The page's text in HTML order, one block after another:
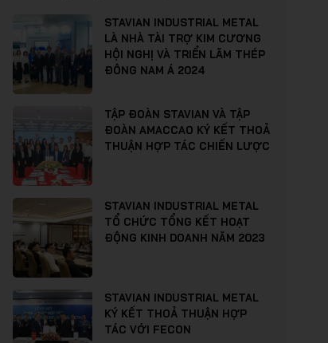
STAVIAN INDUSTRIAL METAL
LÀ NHÀ TÀI TRỢ KIM CƯƠNG
HỘI NGHỊ VÀ TRIỂN LÃM THÉP
ĐÔNG NAM Á 2024
TẬP ĐOÀN STAVIAN VÀ TẬP
ĐOÀN AMACCAO KÝ KẾT THOẢ
THUẬN HỢP TÁC CHIẾN LƯỢC
STAVIAN INDUSTRIAL METAL
TỔ CHỨC TỔNG KẾT HOẠT
ĐỘNG KINH DOANH NĂM 2023
STAVIAN INDUSTRIAL METAL
KÝ KẾT THOẢ THUẬN HỢP
TÁC VỚI FECON